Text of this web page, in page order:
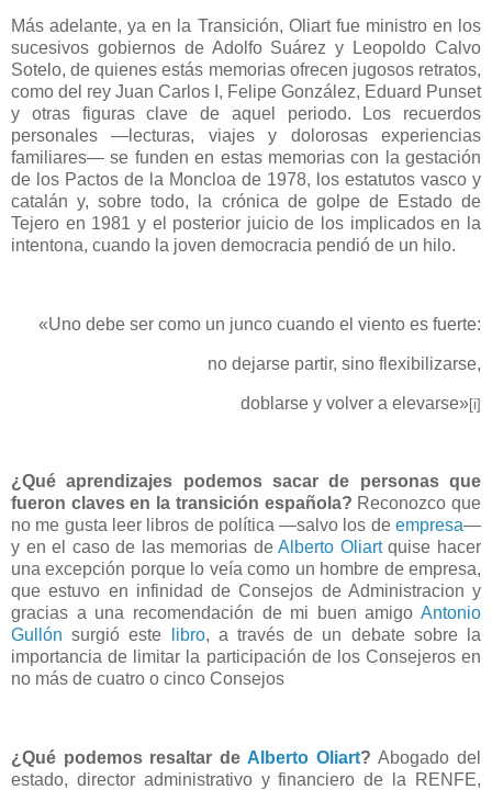
Más adelante, ya en la Transición, Oliart fue ministro en los
sucesivos gobiernos de Adolfo Suárez y Leopoldo Calvo
Sotelo, de quienes estás memorias ofrecen jugosos retratos,
como del rey Juan Carlos I, Felipe González, Eduard Punset
y otras figuras clave de aquel periodo. Los recuerdos
personales ―lecturas, viajes y dolorosas experiencias
familiares― se funden en estas memorias con la gestación
de los Pactos de la Moncloa de 1978, los estatutos vasco y
catalán y, sobre todo, la crónica de golpe de Estado de
Tejero en 1981 y el posterior juicio de los implicados en la
intentona, cuando la joven democracia pendió de un hilo.
«Uno debe ser como un junco cuando el viento es fuerte:
no dejarse partir, sino flexibilizarse,
doblarse y volver a elevarse»[i]
¿Qué aprendizajes podemos sacar de personas que
fueron claves en la transición española? Reconozco que
no me gusta leer libros de política ―salvo los de empresa―
y en el caso de las memorias deAlberto Oliartquise hacer
una excepción porque lo veía como un hombre de empresa,
que estuvo en infinidad de Consejos de Administracion y
gracias a una recomendación de mi buen amigo Antonio
Gullón surgió este libro, a través de un debate sobre la
importancia de limitar la participación de los Consejeros en
no más de cuatro o cinco Consejos
¿Qué podemos resaltar de Alberto Oliart? Abogado del
estado, director administrativo y financiero de la RENFE,